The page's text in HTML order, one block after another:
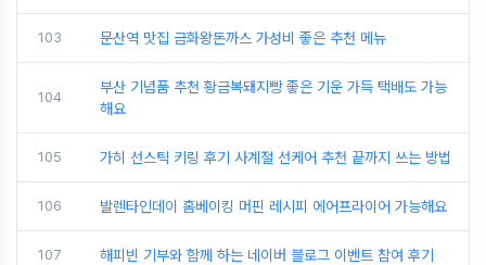
103 문산역 맛집 금화왕돈까스 가성비 좋은 추천 메뉴
104
부산 기념품 추천 황금복돼지빵 좋은 기운 가득 택배도 가능
해요
105 가히 선스틱 키링 후기 사계절 선케어 추천 끝까지 쓰는 방법
106 발렌타인데이 홈베이킹 머핀 레시피 에어프라이어 가능해요
107 해피빈 기부와 함께 하는 네이버 블로그 이벤트 참여 후기